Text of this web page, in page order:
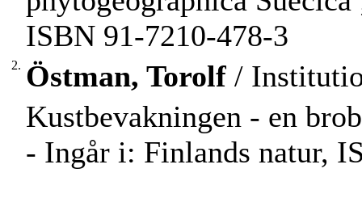
ISBN 91-7210-478-3
2. Östman, Torolf /
Kustbevakningen - en
- Ingår i: Finlands natur,